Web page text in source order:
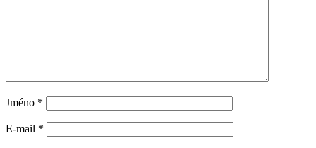
Jméno *
E-mail *